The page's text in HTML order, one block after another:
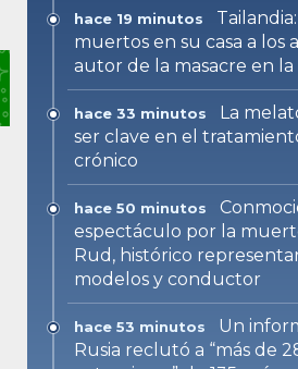
hace 19 minutos
muertos en su casa a los
autor de la masacre en la
hace 33 minutos
La
ser clave en el
crónico
hace 50 minutos
espectáculo por la
Rud, histórico
modelos y conductor
hace 53 minutos
Un
Rusia reclutó a “más de